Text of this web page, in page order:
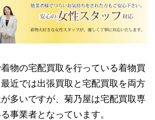
物の宅配買取を行っている着物買
近では出張買取と宅配買取を両方
多いですが、菊乃屋は宅配買取専
事業者となっています。